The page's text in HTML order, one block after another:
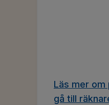
Läs mer om
gå till